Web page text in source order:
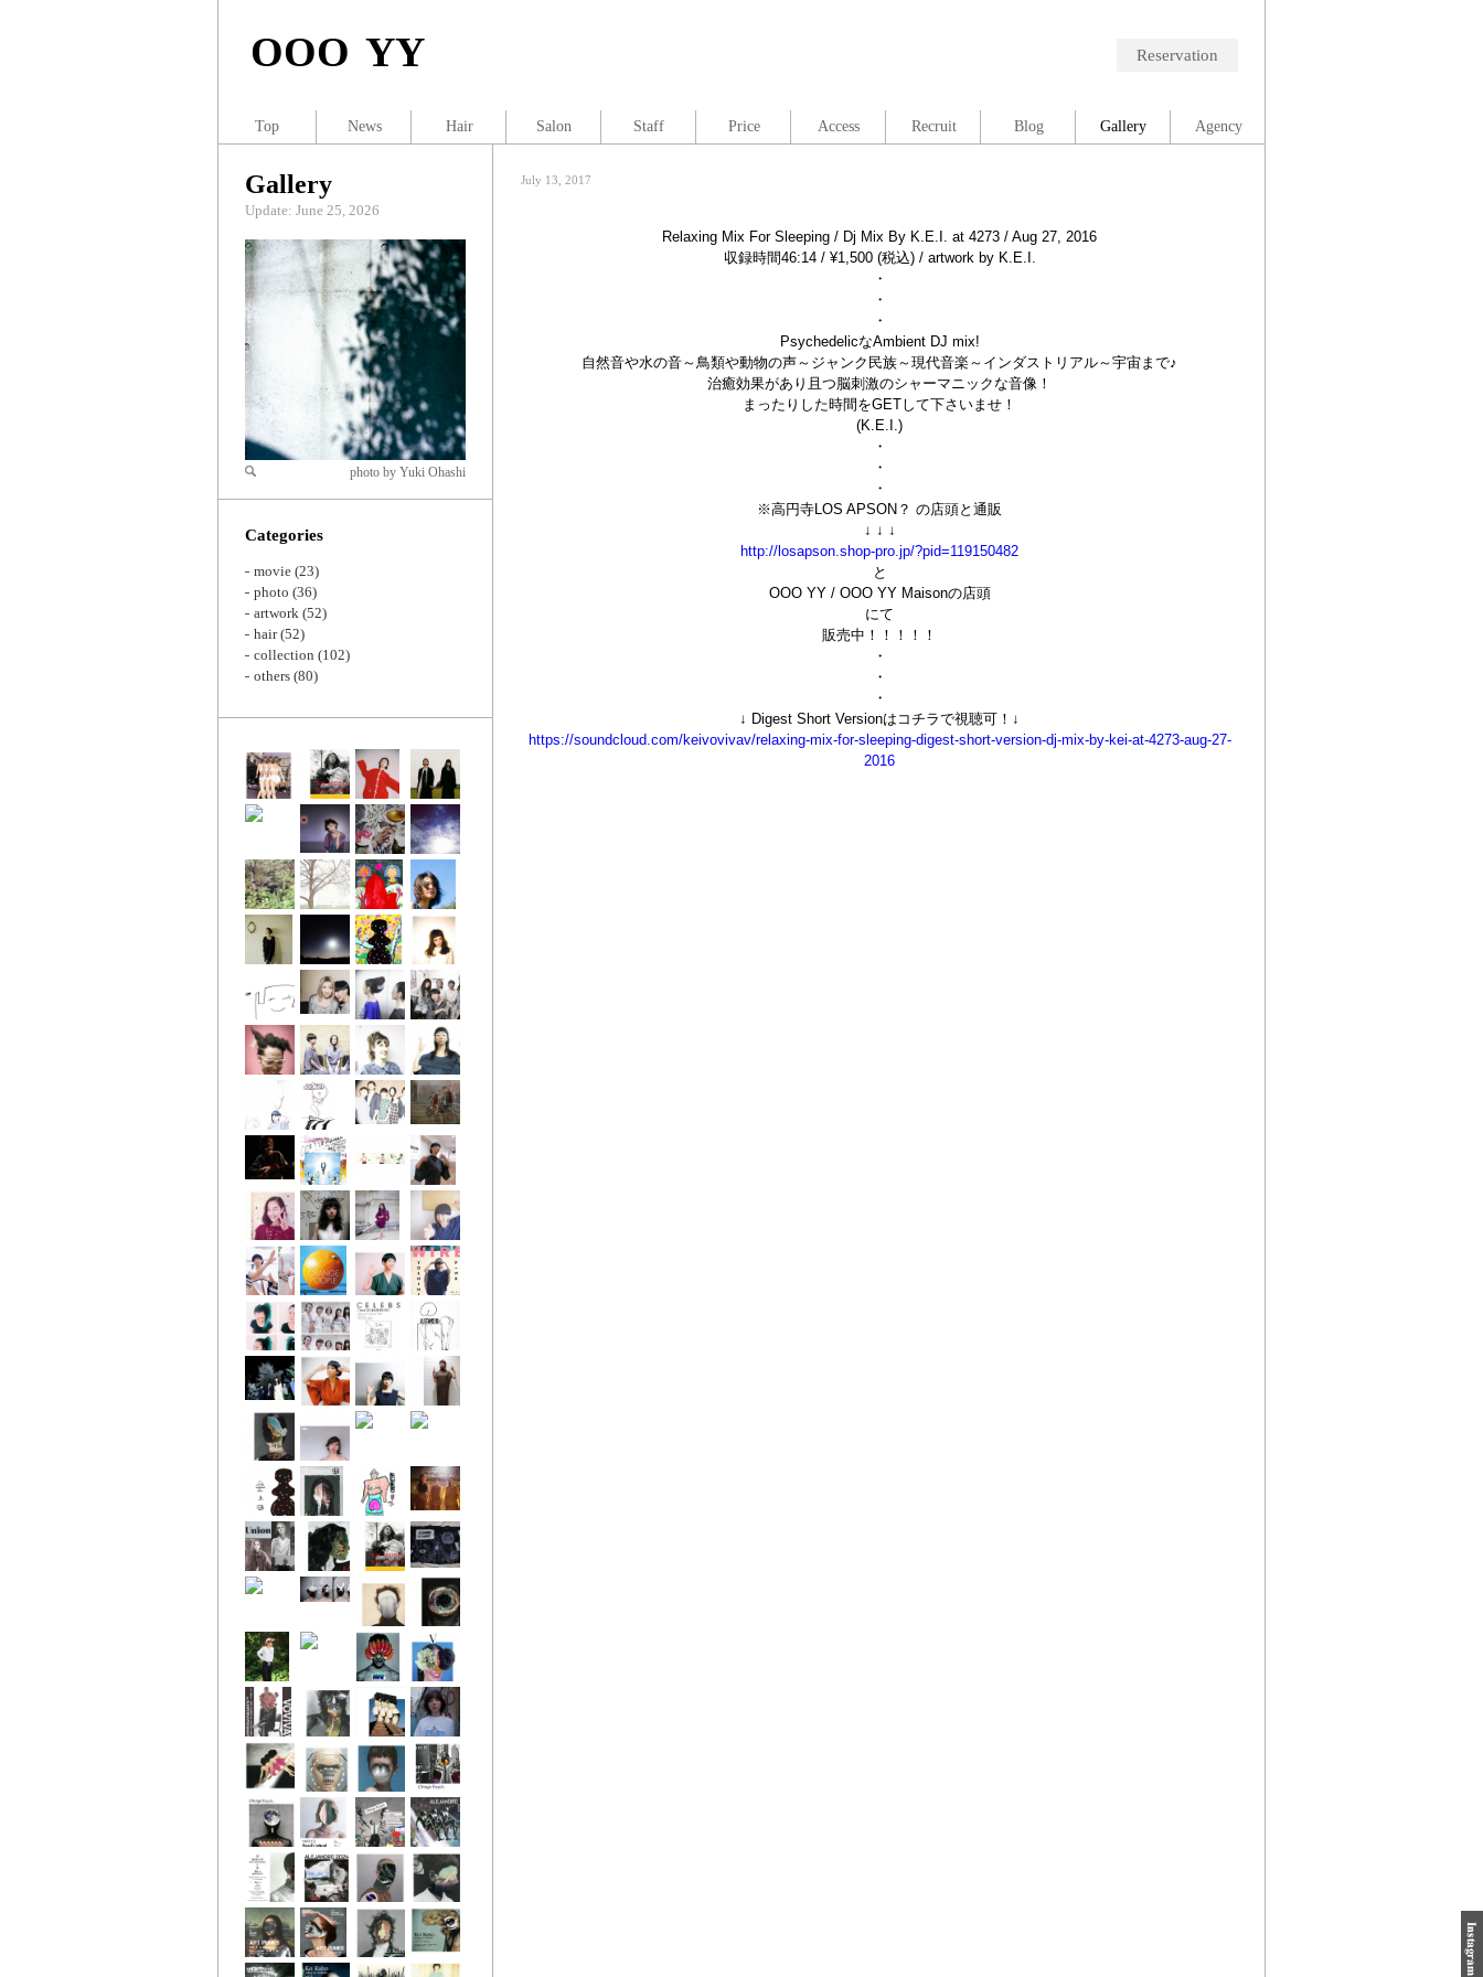
OOO YY Reservation
July 13, 2017
Relaxing Mix For Sleeping / Dj Mix By K.E.I. at 4273 / Aug 27, 2016
収録時間46:14 / ¥1,500 (税込) / artwork by K.E.I.
・
・
・
PsychedelicなAmbient DJ mix!
自然音や水の音～鳥類や動物の声～ジャンク民族～現代音楽～インダストリアル～宇宙まで♪
治癒効果があり且つ脳刺激のシャーマニックな音像！
まったりした時間をGETして下さいませ！
(K.E.I.)
・
・
・
※高円寺LOS APSON？ の店頭と通販
↓ ↓ ↓
http://losapson.shop-pro.jp/?pid=119150482
と
OOO YY / OOO YY Maisonの店頭
にて
販売中！！！！！
・
・
・
↓ Digest Short Versionはコチラで視聴可！↓
https://soundcloud.com/keivovivav/relaxing-mix-for-sleeping-digest-short-version-dj-mix-by-kei-at-4273-aug-27-
2016
Gallery
Update: June 25, 2026
Zoom
photo by Yuki Ohashi
Categories
movie (23)
photo (36)
artwork (52)
hair(52)
collection (102)
others (80)
Top News Hair Salon Staff Price Access Recruit Blog Gallery Agency